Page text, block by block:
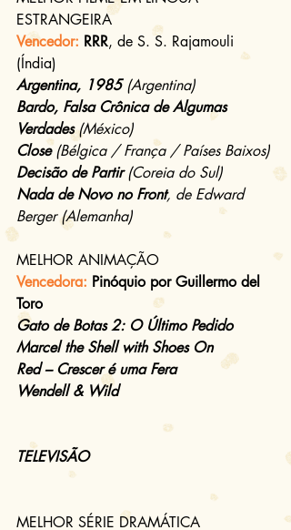
ESTRANGEIRA
Vencedor: RRR, de S. S. Rajamouli
(Índia)
Argentina, 1985 (Argentina)
Bardo, Falsa Crônica de Algumas
Verdades (México)
Close (Bélgica / França / Países Baixos)
Decisão de Partir (Coreia do Sul)
Nada de Novo no Front, de Edward
Berger (Alemanha)
MELHOR ANIMAÇÃO
Vencedora: Pinóquio por Guillermo del
Toro
Gato de Botas 2: O Último Pedido
Marcel the Shell with Shoes On
Red – Crescer é uma Fera
Wendell & Wild
TELEVISÃO
MELHOR SÉRIE DRAMÁTICA